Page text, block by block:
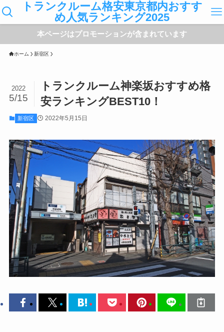
トランクルーム格安東京都内おすす
め人気ランキング2025
本ページはプロモーションが含まれています
ホーム 新宿区
トランクルーム神楽坂おすすめ格
安ランキングBEST10！
2022
5/15
新宿区 2022年5月15日